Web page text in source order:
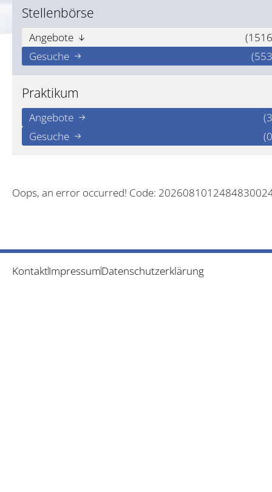
Stellenbörse
Angebote
Gesuche
Praktikum
Angebote
Gesuche
Oops, an error occurred! Code:
KontaktImpressumDatenschutzerklärung